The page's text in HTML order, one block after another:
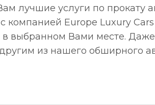
лучшие услуги по
компанией Europe Luxury
выбранном Вами месте.
из нашего обширного